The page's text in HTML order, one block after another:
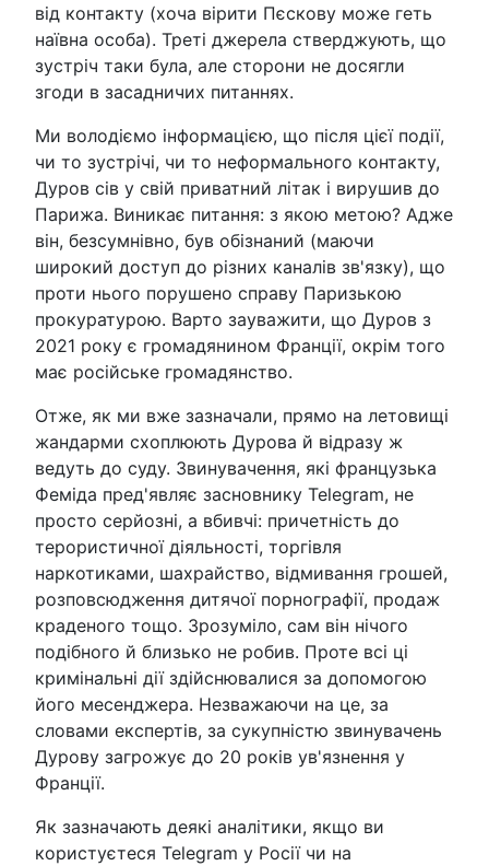
від контакту (хоча вірити Пєскову може геть
наївна особа). Треті джерела стверджують, що
зустріч таки була, але сторони не досягли
згоди в засадничих питаннях.
Ми володіємо інформацією, що після цієї події,
чи то зустрічі, чи то неформального контакту,
Дуров сів у свій приватний літак і вирушив до
Парижа. Виникає питання: з якою метою? Адже
він, безсумнівно, був обізнаний (маючи
широкий доступ до різних каналів зв'язку), що
проти нього порушено справу Паризькою
прокуратурою. Варто зауважити, що Дуров з
2021 року є громадянином Франції, окрім того
має російське громадянство.
Отже, як ми вже зазначали, прямо на летовищі
жандарми схоплюють Дурова й відразу ж
ведуть до суду. Звинувачення, які французька
Феміда пред'являє засновнику Telegram, не
просто серйозні, а вбивчі: причетність до
терористичної діяльності, торгівля
наркотиками, шахрайство, відмивання грошей,
розповсюдження дитячої порнографії, продаж
краденого тощо. Зрозуміло, сам він нічого
подібного й близько не робив. Проте всі ці
кримінальні дії здійснювалися за допомогою
його месенджера. Незважаючи на це, за
словами експертів, за сукупністю звинувачень
Дурову загрожує до 20 років ув'язнення у
Франції.
Як зазначають деякі аналітики, якщо ви
користуєтеся Telegram у Росії чи на